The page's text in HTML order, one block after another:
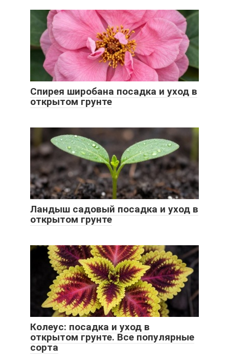
Спирея широбана посадка и уход в
открытом грунте
Ландыш садовый посадка и уход в
открытом грунте
Колеус: посадка и уход в
открытом грунте. Все популярные
сорта